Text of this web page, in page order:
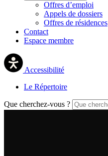
Offres d’emploi
Appels de dossiers
Offres de résidences
Contact
Espace membre
Accessibilité
Le Répertoire
Que cherchez-vous ?